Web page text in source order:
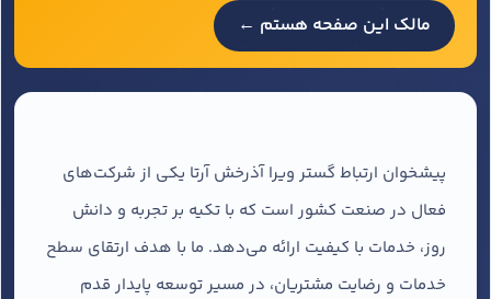
مالک این صفحه هستم ←
پیشخوان ارتباط گستر ویرا آذرخش آرتا یکی از شرکت‌های
فعال در صنعت کشور است که با تکیه بر تجربه و دانش
روز، خدمات با کیفیت ارائه می‌دهد. ما با هدف ارتقای سطح
خدمات و رضایت مشتریان، در مسیر توسعه پایدار قدم